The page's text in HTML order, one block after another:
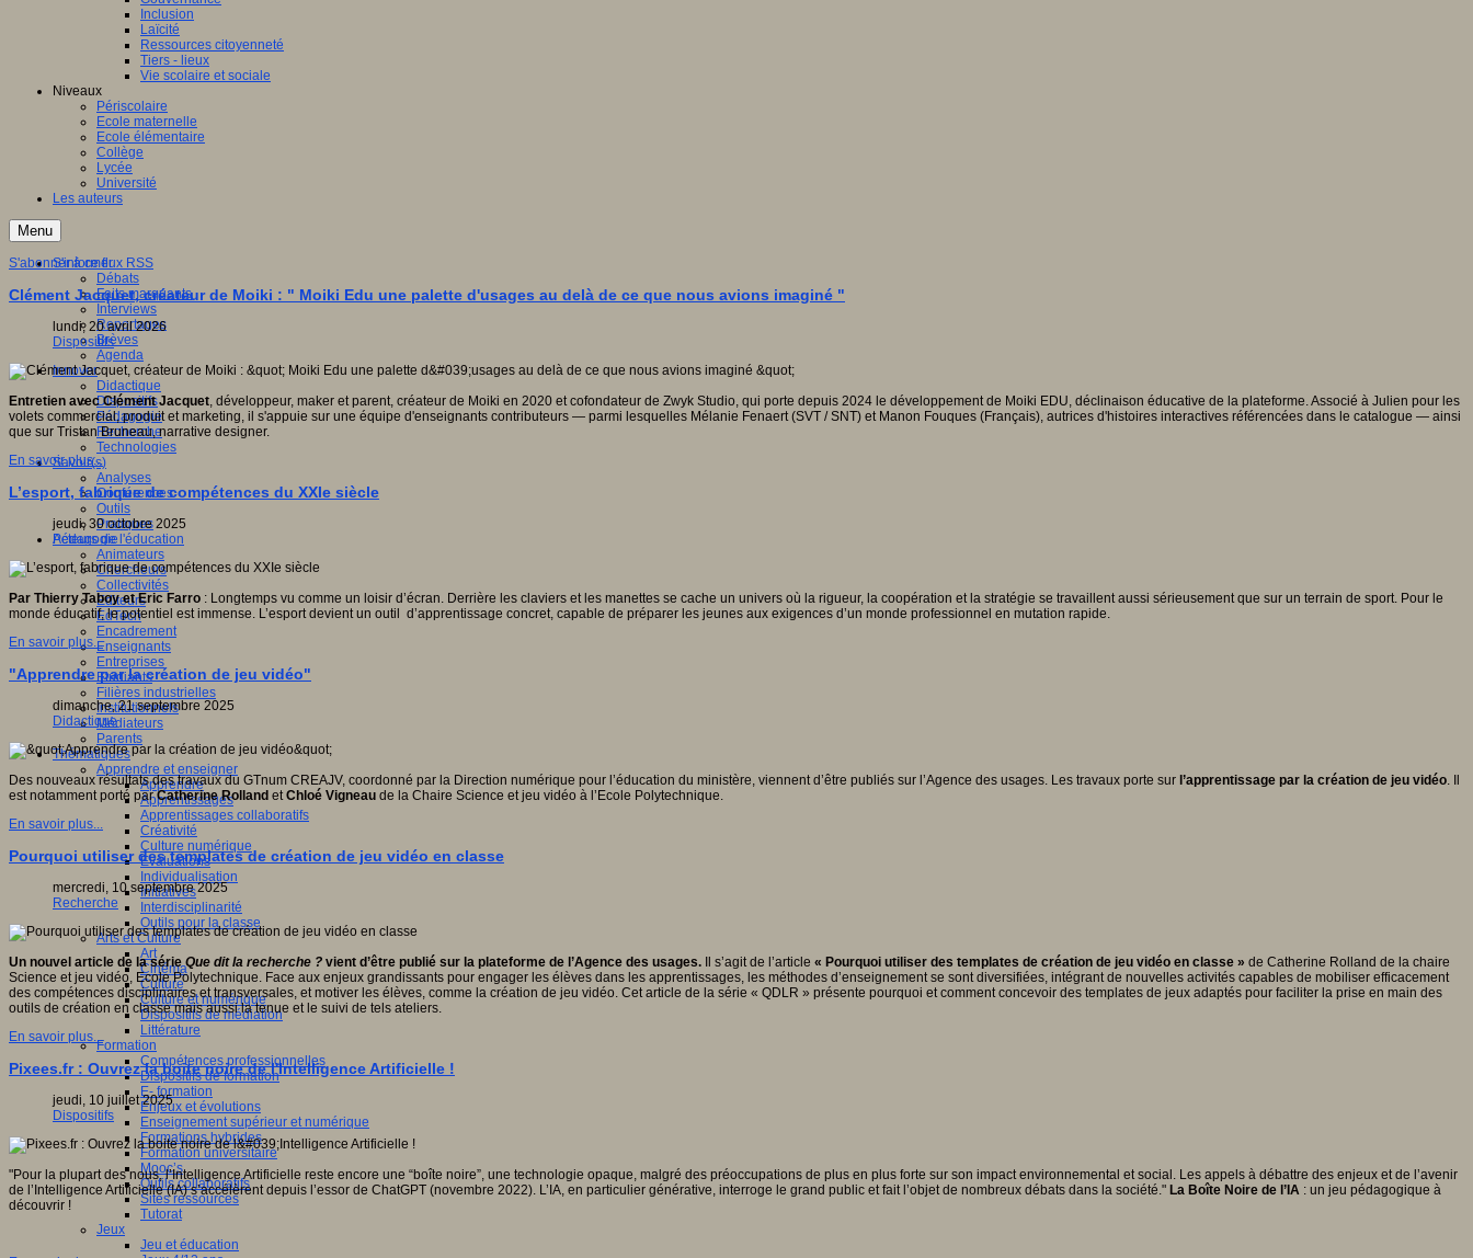
Inclusion
Laïcité
Ressources citoyenneté
Tiers - lieux
Vie scolaire et sociale
Niveaux
Périscolaire
Ecole maternelle
Ecole élémentaire
Collège
Lycée
Université
Les auteurs
Menu
S'informer
Débats
Faits marquants
Interviews
Reportages
Brèves
Agenda
Innover
Didactique
Dispositifs
Pédagogie
Recherche
Technologies
Savoir(s)
Analyses
Conférences
Outils
Pratiques
Acteurs de l'éducation
Animateurs
Chercheurs
Collectivités
Editeurs
EdTech
Encadrement
Enseignants
Entreprises
Etudiants
Filières industrielles
Institutionnels
Médiateurs
Parents
Thématiques
Apprendre et enseigner
Apprendre
Apprentissages
Apprentissages collaboratifs
Créativité
Culture numérique
Evaluations
Individualisation
Initiatives
Interdisciplinarité
Outils pour la classe
Arts et Culture
Art
Cinéma
Culture
Culture et numérique
Dispositifs de médiation
Littérature
Formation
Compétences professionnelles
Dispositifs de formation
E- formation
Enjeux et évolutions
Enseignement supérieur et numérique
Formations hybrides
Formation universitaire
Mooc’s
Outils collaboratifs
Sites ressources
Tutorat
Jeux
Jeu et éducation
S'abonner à ce flux RSS
Clément Jacquet, créateur de Moiki : " Moiki Edu une palette d'usages au delà de ce que nous avions imaginé "
lundi, 20 avril 2026
Dispositifs
Entretien avec Clément Jacquet, développeur, maker et parent, créateur de Moiki en 2020 et cofondateur de Zwyk Studio, qui porte depuis 2024 le développement de Moiki EDU, déclinaison éducative de la plateforme. Associé à Julien pour les
volets commercial, produit et marketing, il s'appuie sur une équipe d'enseignants contributeurs — parmi lesquelles Mélanie Fenaert (SVT / SNT) et Manon Fouques (Français), autrices d'histoires interactives référencées dans le catalogue — ainsi
que sur Tristan Bruneau, narrative designer.
En savoir plus...
L’esport, fabrique de compétences du XXIe siècle
jeudi, 30 octobre 2025
Pédagogie
Par Thierry Taboy et Eric Farro : Longtemps vu comme un loisir d’écran. Derrière les claviers et les manettes se cache un univers où la rigueur, la coopération et la stratégie se travaillent aussi sérieusement que sur un terrain de sport. Pour le
monde éducatif, le potentiel est immense. L’esport devient un outil d’apprentissage concret, capable de préparer les jeunes aux exigences d’un monde professionnel en mutation rapide.
En savoir plus...
"Apprendre par la création de jeu vidéo"
dimanche, 21 septembre 2025
Didactique
Des nouveaux résultats des travaux du GTnum CREAJV, coordonné par la Direction numérique pour l’éducation du ministère, viennent d’être publiés sur l’Agence des usages. Les travaux porte sur l’apprentissage par la création de jeu vidéo. Il
est notamment porté parCatherine Rolland etChloé Vigneau de la Chaire Science et jeu vidéo à l’Ecole Polytechnique.
En savoir plus...
Pourquoi utiliser des templates de création de jeu vidéo en classe
mercredi, 10 septembre 2025
Recherche
Un nouvel article de la sérieQue dit la recherche ? vient d’être publié sur la plateforme de l’Agence des usages. Il s’agit de l’article « Pourquoi utiliser des templates de création de jeu vidéo en classe » de Catherine Rolland de la chaire
Science et jeu vidéo, Ecole Polytechnique. Face aux enjeux grandissants pour engager les élèves dans les apprentissages, les méthodes d’enseignement se sont diversifiées, intégrant de nouvelles activités capables de mobiliser efficacement
des compétences disciplinaires et transversales, et motiver les élèves, comme la création de jeu vidéo. Cet article de la série « QDLR » présente pourquoi et comment concevoir des templates de jeux adaptés pour faciliter la prise en main des
outils de création en classe mais aussi la tenue et le suivi de tels ateliers.
En savoir plus...
Pixees.fr : Ouvrez la boite noire de l'Intelligence Artificielle !
jeudi, 10 juillet 2025
Dispositifs
"Pour la plupart des nous, l’Intelligence Artificielle reste encore une “boîte noire”, une technologie opaque, malgré des préoccupations de plus en plus forte sur son impact environnemental et social. Les appels à débattre des enjeux et de l’avenir
de l’Intelligence Artificielle (IA) s’accélèrent depuis l’essor de ChatGPT (novembre 2022). L’IA, en particulier générative, interroge le grand public et fait l’objet de nombreux débats dans la société." La Boîte Noire de l’IA : un jeu pédagogique à
découvrir !